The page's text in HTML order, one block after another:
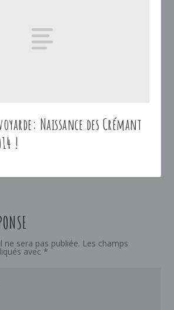
Naissance des Crémant
!
ne sera pas publiée. Les champs
avec *